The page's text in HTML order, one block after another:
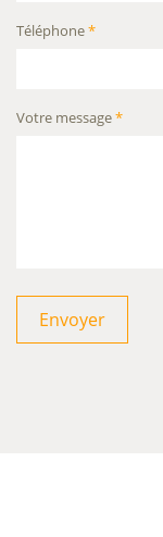
Téléphone*
Votre message*
Envoyer